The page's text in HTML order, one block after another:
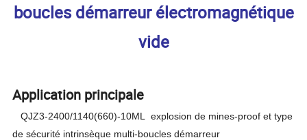
boucles démarreur électromagnétique
vide
Application principale
QJZ3-2400/1140(660)-10ML
explosion de mines-proof et type
de sécurité intrinsèque multi-boucles démarreur